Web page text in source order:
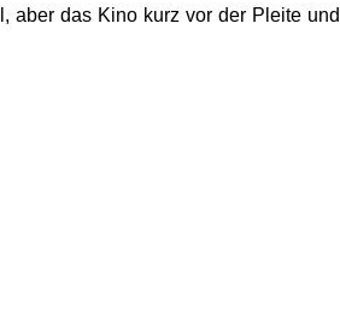
aber das Kino kurz vor der Pleite